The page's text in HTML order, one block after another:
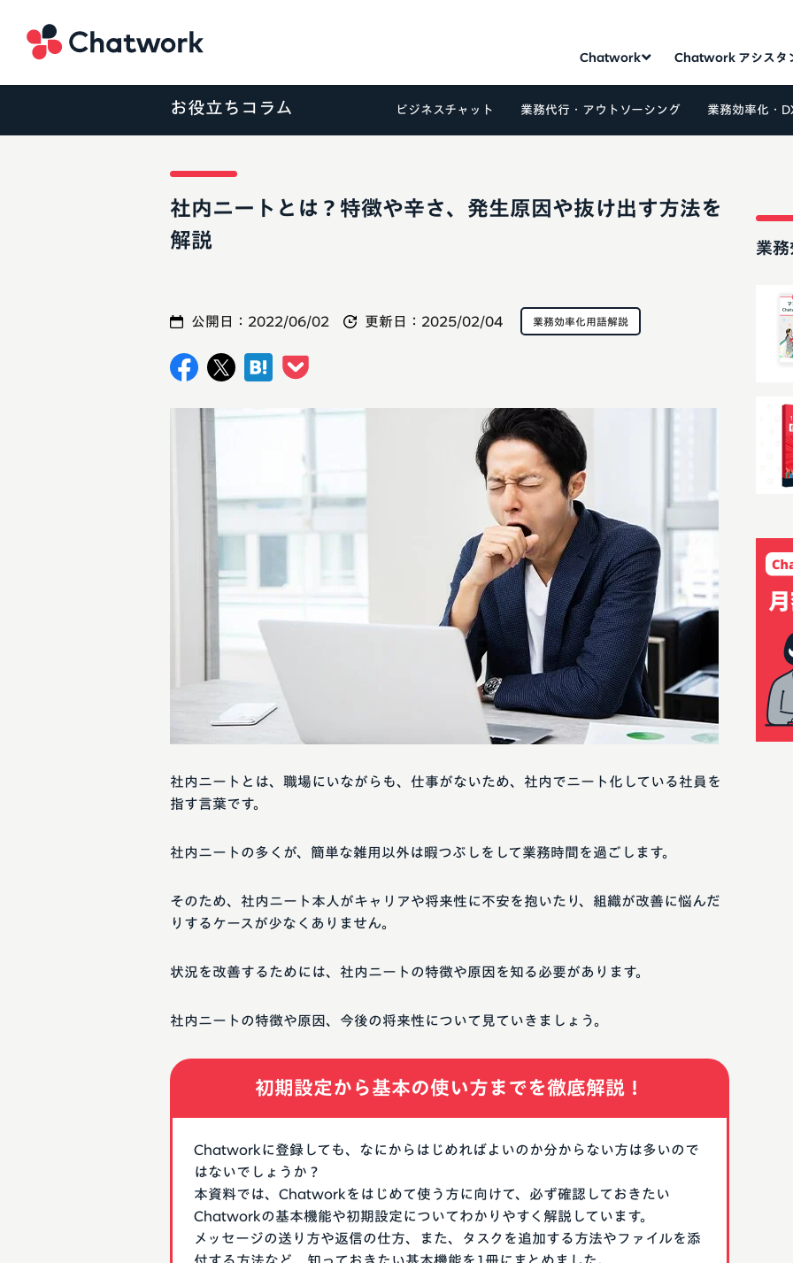
Chatwork Chatwork アシスタ
お役立ちコラム ビジネスチャット 業務代行・アウトソーシング 業務効率化・
社内ニートとは？特徴や辛さ、発生原因や抜け出す方法を
解説
公開日： 2022/06/02 更新日： 2025/02/04 業務効率化用語解説
社内ニートの特徴や原因、今後の将来性について見ていきましょう。
状況を改善するためには、社内ニートの特徴や原因を知る必要があります。
そのため、社内ニート本人がキャリアや将来性に不安を抱いたり、組織が改善に悩んだ
りするケースが少なくありません。
社内ニートの多くが、簡単な雑用以外は暇つぶしをして業務時間を過ごします。
社内ニートとは、職場にいながらも、仕事がないため、社内でニート化している社員を
指す言葉です。
初期設定から基本の使い方までを徹底解説！
Chatworkに登録しても、なにからはじめればよいのか分からない方は多いので
はないでしょうか？
本資料では、Chatworkをはじめて使う方に向けて、必ず確認しておきたい
Chatworkの基本機能や初期設定についてわかりやすく解説しています。
メッセージの送り方や返信の仕方、また、タスクを追加する方法やファイルを添
業